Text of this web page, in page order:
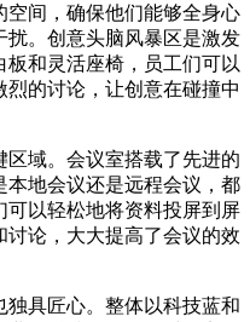
间，确保他们能够全身心
。创意头脑风暴区是激发
和灵活座椅，员工们可以
的讨论，让创意在碰撞中
域。会议室搭载了先进的
本地会议还是远程会议，都
以轻松地将资料投屏到屏
论，大大提高了会议的效
具匠心。整体以科技蓝和